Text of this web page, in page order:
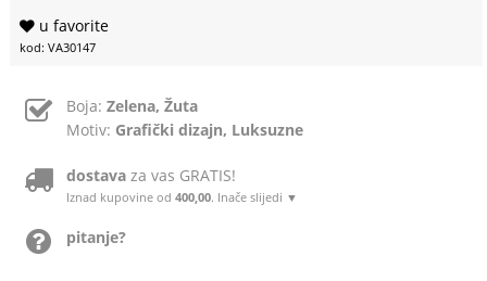
u favorite
kod: VA30147
Boja: Zelena, Žuta
Motiv: Grafički dizajn, Luksuzne
dostavaza vas GRATIS!
Iznad kupovine od 400,00. Inače slijedi ▼
pitanje?